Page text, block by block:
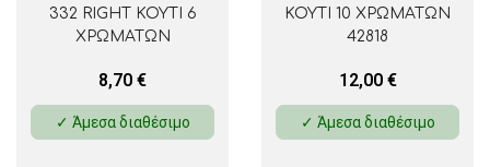
332 RIGHT ΚΟΥΤΙ 6
ΧΡΩΜΑΤΩΝ
8,70 €
✓ Άμεσα διαθέσιμο
ΚΟΥΤΙ 10 ΧΡΩΜΑΤΩΝ
42818
12,00 €
✓ Άμεσα διαθέσιμο